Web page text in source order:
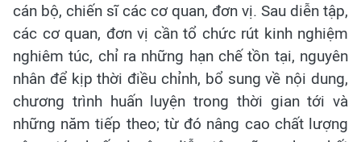
cán bộ, chiến sĩ các cơ quan, đơn vị. Sau diễn tập,
các cơ quan, đơn vị cần tổ chức rút kinh nghiệm
nghiêm túc, chỉ ra những hạn chế tồn tại, nguyên
nhân để kịp thời điều chỉnh, bổ sung về nội dung,
chương trình huấn luyện trong thời gian tới và
những năm tiếp theo; từ đó nâng cao chất lượng